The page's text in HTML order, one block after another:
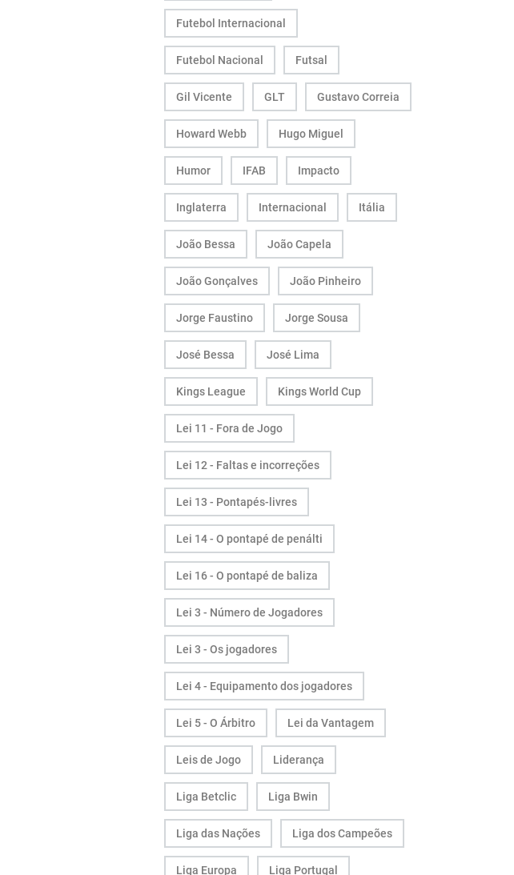
Futebol Internacional
Futebol Nacional Futsal
Gil Vicente GLT Gustavo Correia
Howard Webb Hugo Miguel
Humor IFAB Impacto
Inglaterra Internacional Itália
João Bessa João Capela
João Gonçalves João Pinheiro
Jorge Faustino Jorge Sousa
José Bessa José Lima
Kings League Kings World Cup
Lei 11 - Fora de Jogo
Lei 12 - Faltas e incorreções
Lei 13 - Pontapés-livres
Lei 14 - O pontapé de penálti
Lei 16 - O pontapé de baliza
Lei 3 - Número de Jogadores
Lei 3 - Os jogadores
Lei 4 - Equipamento dos jogadores
Lei 5 - O Árbitro Lei da Vantagem
Leis de Jogo Liderança
Liga Betclic Liga Bwin
Liga das Nações Liga dos Campeões
Liga Europa Liga Portugal